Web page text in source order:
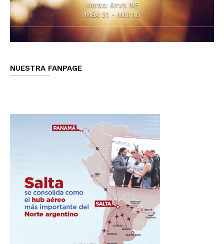
Viento: 6m/s NE
Máx: 31 • Mín: 16
NUESTRA FANPAGE